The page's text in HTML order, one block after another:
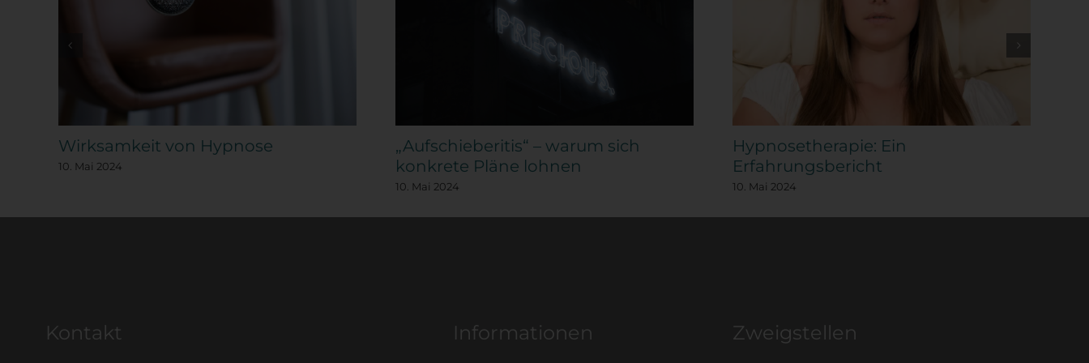
Wirksamkeit von Hypnose
10. Mai 2024
„Aufschieberitis“ – warum sich
konkrete Pläne lohnen
10. Mai 2024
Hypnosetherapie: Ein
Erfahrungsbericht
10. Mai 2024
Kontakt Informationen Zweigstellen